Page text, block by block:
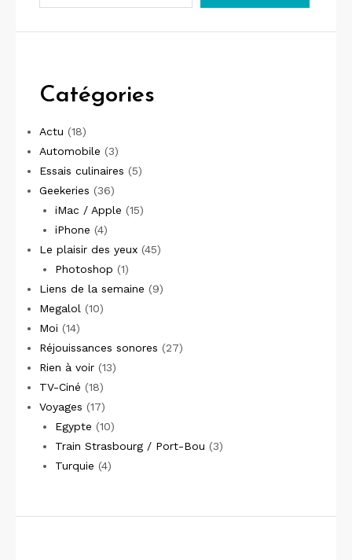
Catégories
Actu (18)
Automobile (3)
Essais culinaires (5)
Geekeries (36)
iMac / Apple (15)
iPhone (4)
Le plaisir des yeux (45)
Photoshop (1)
Liens de la semaine (9)
Megalol (10)
Moi (14)
Réjouissances sonores (27)
Rien à voir (13)
TV-Ciné (18)
Voyages (17)
Egypte (10)
Train Strasbourg / Port-Bou (3)
Turquie (4)